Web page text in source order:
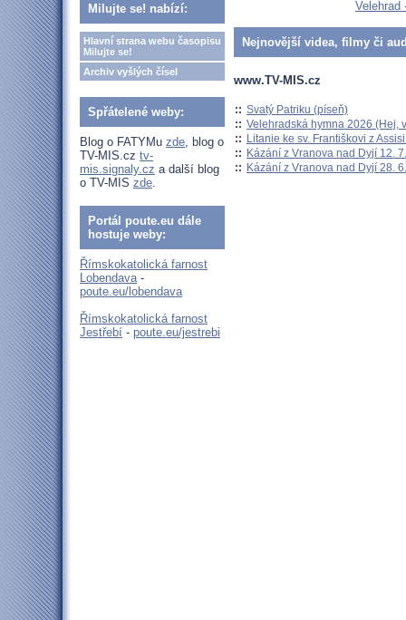
Milujte se! nabízí:
Hlavní strana webu časopisu
Milujte se!
Archiv vyšlých čísel
Spřátelené weby:
Blog o FATYMu zde, blog o
TV-MIS.cz tv-
mis.signaly.cz a další blog
o TV-MIS zde.
Portál poute.eu dále
hostuje weby:
Římskokatolická farnost
Lobendava-
poute.eu/lobendava
Římskokatolická farnost
Jestřebí - poute.eu/jestrebi
Velehrad
Nejnovější videa, filmy či
www.TV-MIS.cz
:: Svatý Patriku (píseň)
:: Velehradská hymna 2026 (Hej,
:: Litanie ke sv. Františkovi z
:: Kázání z Vranova nad Dyjí 12.
:: Kázání z Vranova nad Dyjí 28.